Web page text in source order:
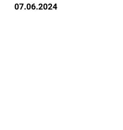
07.06.2024